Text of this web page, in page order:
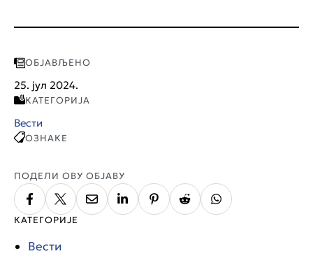
ПОДЕЛИ ОВУ ОБЈАВУ
КАТЕГОРИЈЕ
Вести
ОБЈАВЉЕНО
25. јул 2024.
КАТЕГОРИЈА
Вести
ОЗНАКЕ